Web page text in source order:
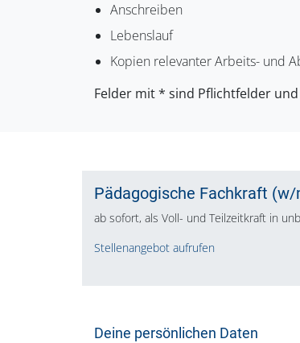
Anschreiben
Lebenslauf
Kopien relevanter Arbeits- und
Felder mit * sind Pflichtfelder
Pädagogische Fachkraft
ab sofort, als Voll- und Teilzeitkraft in
Stellenangebot aufrufen
Deine persönlichen Daten